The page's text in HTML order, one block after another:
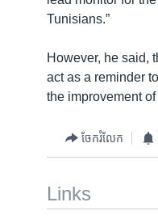
Tunisians.”
However, he said,
act as a reminder
the improvement
ចែករំលែក
Links